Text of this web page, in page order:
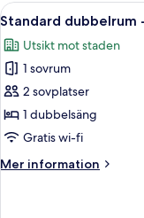
utsikt
staden
Öppna
alla
foton
för
Standard
dubbelrum
-
mot
3
Standard
Utsikt mot staden
1 sovrum
2 sovplatser
1 dubbelsäng
Gratis wi-fi
Mer information
Mer